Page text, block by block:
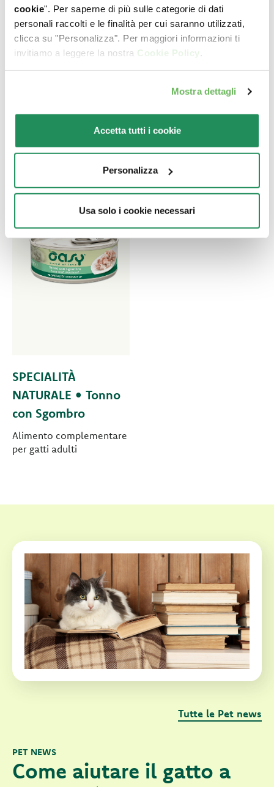
cookie". Per saperne di più sulle categorie di dati
personali raccolti e le finalità per cui saranno utilizzati,
clicca su "Personalizza". Per maggiori informazioni ti
invitiamo a leggere la nostra Cookie Policy.
Mostra dettagli
Accetta tutti i cookie
Personalizza
Usa solo i cookie necessari
LIFESTAGE • Adult
Sterilized Salmone
Alimento completo per
GRAIN FREE
FORMULA • Adult
Pesce
Alimento completo per
senza cereali.
SPECIALITÀ
NATURALE • Tonno
con Sgombro
Alimento complementare
per gatti adulti
PET NEWS
Come aiutare il gatto a
Tutte le Pet news